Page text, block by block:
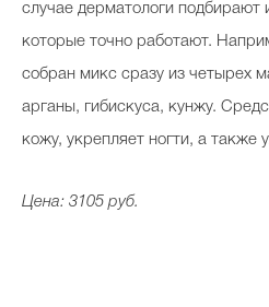
случае дерматологи подбирают
которые точно работают.
собран микс сразу из четырех
арганы, гибискуса, кунжу.
кожу, укрепляет ногти, а также
Цена: 3105 руб.